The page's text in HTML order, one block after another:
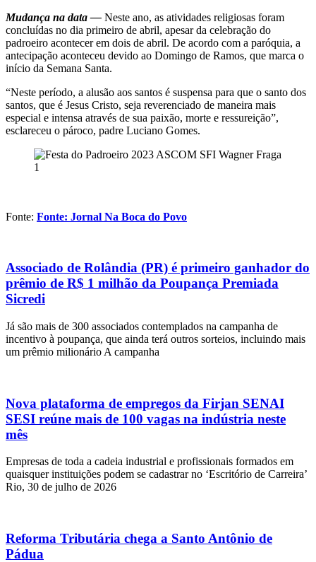
Mudança na data — Neste ano, as atividades religiosas foram
concluídas no dia primeiro de abril, apesar da celebração do
padroeiro acontecer em dois de abril. De acordo com a paróquia, a
antecipação aconteceu devido ao Domingo de Ramos, que marca o
início da Semana Santa.
“Neste período, a alusão aos santos é suspensa para que o santo dos
santos, que é Jesus Cristo, seja reverenciado de maneira mais
especial e intensa através de sua paixão, morte e ressureição”,
esclareceu o pároco, padre Luciano Gomes.
Fonte: Fonte: Jornal Na Boca do Povo
Associado de Rolândia (PR) é primeiro ganhador do
prêmio de R$ 1 milhão da Poupança Premiada
Sicredi
Já são mais de 300 associados contemplados na campanha de
incentivo à poupança, que ainda terá outros sorteios, incluindo mais
um prêmio milionário A campanha
Nova plataforma de empregos da Firjan SENAI
SESI reúne mais de 100 vagas na indústria neste
mês
Empresas de toda a cadeia industrial e profissionais formados em
quaisquer instituições podem se cadastrar no ‘Escritório de Carreira’
Rio, 30 de julho de 2026
Reforma Tributária chega a Santo Antônio de
Pádua